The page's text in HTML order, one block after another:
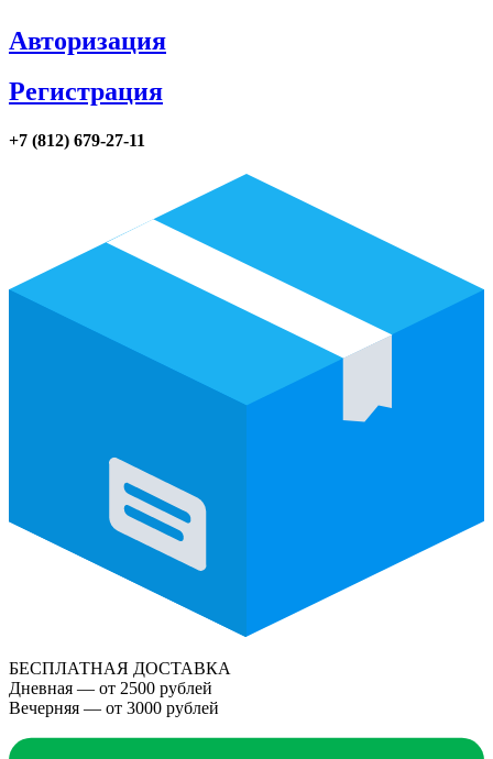
Авторизация
Регистрация
+7 (812) 679-27-11
БЕСПЛАТНАЯ ДОСТАВКА
Дневная — от 2500 рублей
Вечерняя — от 3000 рублей